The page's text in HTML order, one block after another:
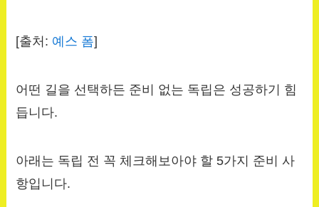
[출처: 예스 폼]
어떤 길을 선택하든 준비 없는 독립은 성공하기 힘
듭니다.
아래는 독립 전 꼭 체크해보아야 할 5가지 준비 사
항입니다.